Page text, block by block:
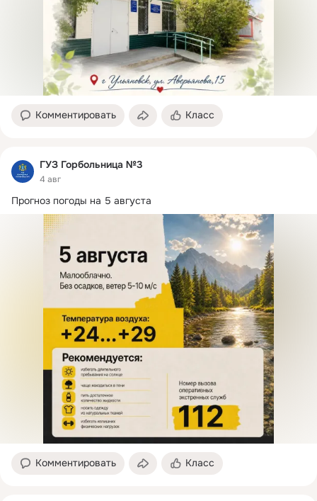
Комментировать Класс
ГУЗ Горбольница №3
4 авг
Прогноз погоды на 5 августа
Комментировать Класс